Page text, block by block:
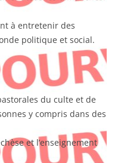
à entretenir des
politique et social.
du culte et de
y compris dans des
et l’enseignement